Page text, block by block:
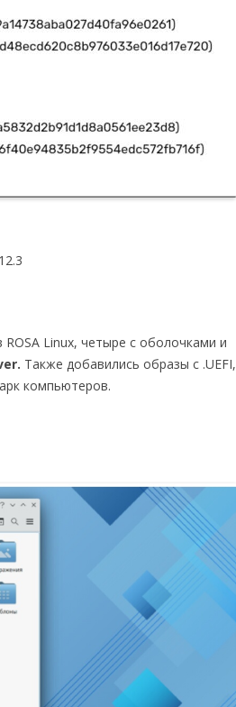
Linux, четыре с оболочками и
Также добавились образы с .UEFI,
компьютеров.